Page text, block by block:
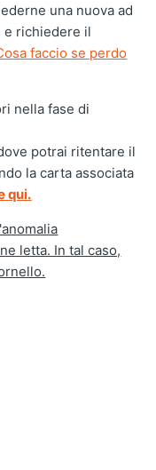
una nuova ad
e richiedere il
faccio se perdo
nella fase di
potrai ritentare il
la carta associata
qui.
letta. In tal caso,